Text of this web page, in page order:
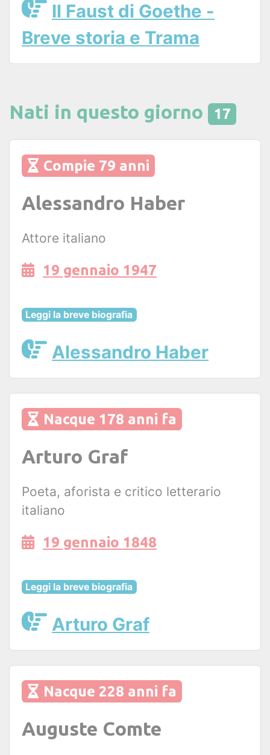
Il Faust di Goethe -
Breve storia e Trama
Nati in questo giorno 17
Compie 79 anni
Alessandro Haber
Attore italiano
19 gennaio 1947
Leggi la breve biografia
Alessandro Haber
Nacque 178 anni fa
Arturo Graf
Poeta, aforista e critico letterario
italiano
19 gennaio 1848
Leggi la breve biografia
Arturo Graf
Nacque 228 anni fa
Auguste Comte